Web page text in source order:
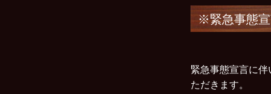
※緊急事態宣
緊急事態宣言に
ただきます。